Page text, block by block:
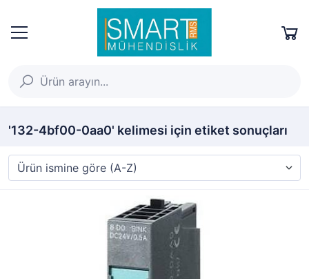
'132-4bf00-0aa0' kelimesi için etiket sonuçları